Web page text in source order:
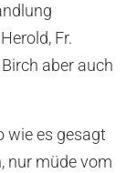
Fr.
aber auch
wie es gesagt
nur müde vom